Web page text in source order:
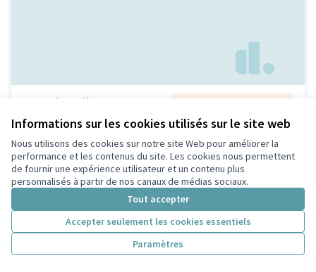
Informations sur les cookies utilisés sur le site web
Nous utilisons des cookies sur notre site Web pour améliorer la
performance et les contenus du site. Les cookies nous permettent
de fournir une expérience utilisateur et un contenu plus
personnalisés à partir de nos canaux de médias sociaux.
Tout accepter
Accepter seulement les cookies essentiels
Paramètres
Creation d'espaces
jeunesse
Non retenue par le tri
citoyen
Bouaziz